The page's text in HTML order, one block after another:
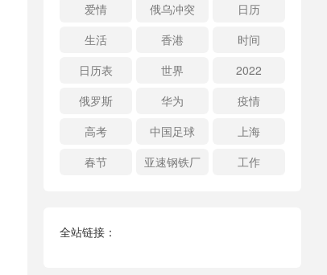
爱情
俄乌冲突
日历
生活
香港
时间
日历表
世界
2022
俄罗斯
华为
疫情
高考
中国足球
上海
春节
亚速钢铁厂 工作
全站链接：